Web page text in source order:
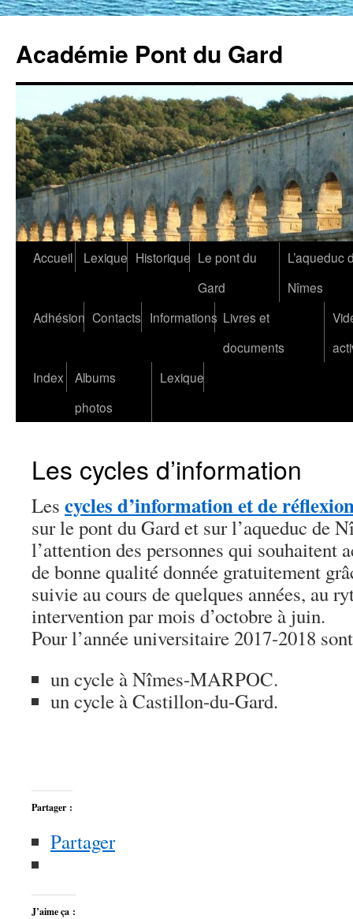
Académie Pont du Gard
Aller
contenu
Accueil Lexique Historique Le pont du
Gard
L’aqueduc
Nîmes
Adhésion Contacts Informations Livres et
documents
Index
Albums
photos
Lexique
Les cycles d’information
Les cycles d’information et de
sur le pont du Gard et sur l’aqueduc de
l’attention des personnes qui souhaitent
de bonne qualité donnée gratuitement
suivie au cours de quelques années, au
intervention par mois d’octobre à juin.
Pour l’année universitaire 2017-2018
un cycle à Nîmes-MARPOC.
un cycle à Castillon-du-Gard.
Partager :
Partager
J’aime ça :